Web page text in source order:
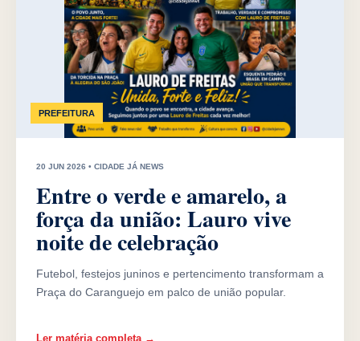
PREFEITURA
20 JUN 2026 • CIDADE JÁ NEWS
Entre o verde e amarelo, a
força da união: Lauro vive
noite de celebração
Futebol, festejos juninos e pertencimento transformam a
Praça do Caranguejo em palco de união popular.
Ler matéria completa →